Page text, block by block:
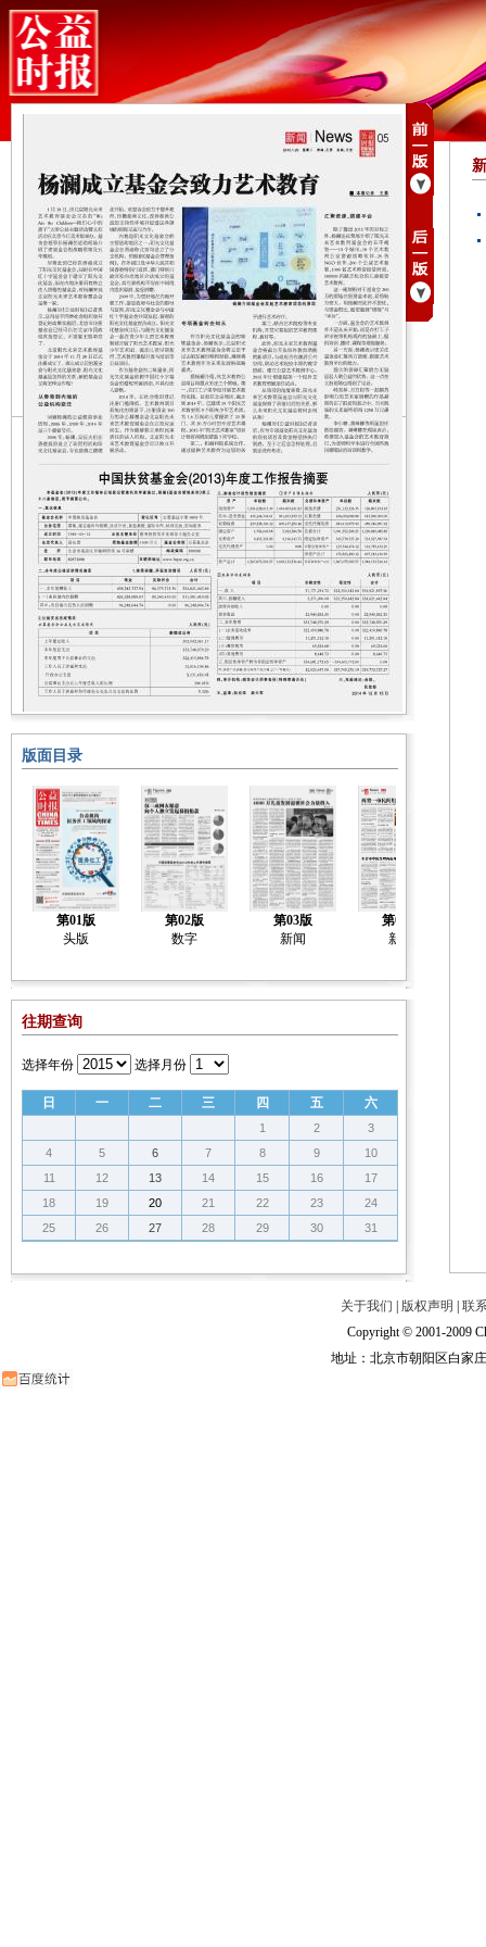
版面目录
第01版
头版
第02版
数字
第03版
新闻
第04版
新闻
往期查询
选择年份 选择月份
日 一 二 三 四 五 六
1 2
3
4
5 6 7 8 9
10
11
12 13 14 15 16
17
18
19 20 21 22 23
24
25
26 27 28 29 30 31
关于我们 版权声明
联
Copyright © 2001-2009
地址：北京市朝阳区白家